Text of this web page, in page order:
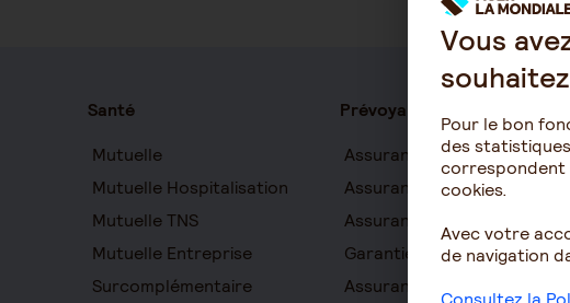
Santé
Mutuelle
Mutuelle Hospitalisation
Mutuelle TNS
Mutuelle Entreprise
Surcomplémentaire
Prévoyance
Assurance autonomie
Assurance décès
Assurance obsèques
Garantie Protection
Assurance prévoyance TNS
Vous
Pour le bon
des
correspondent
cookies.
Avec votre
de navigation